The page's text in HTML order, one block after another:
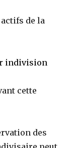
de la
indivision
cette
des